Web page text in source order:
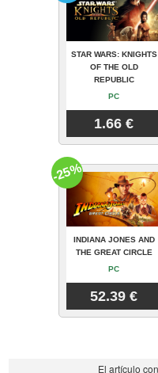
STAR WARS: KNIGHTS
OF THE OLD
REPUBLIC
PC
1.66 €
INDIANA JONES AND
THE GREAT CIRCLE
PC
52.39 €
-25%